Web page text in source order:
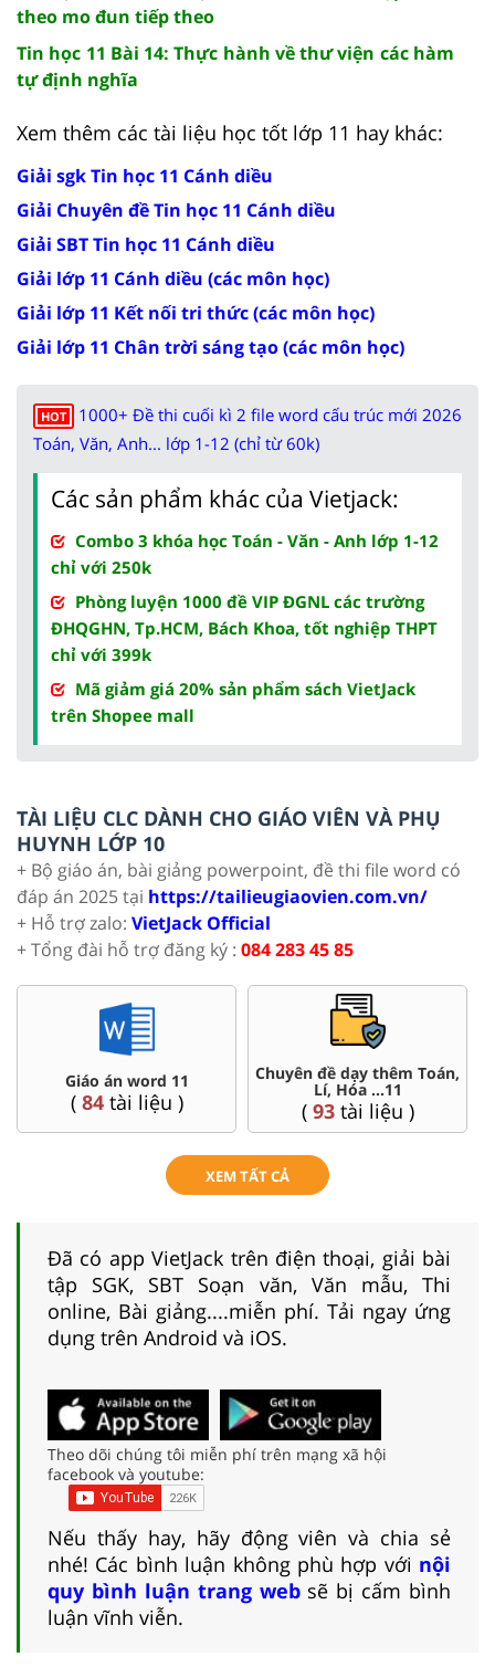
theo mo đun tiếp theo
Tin học 11 Bài 14: Thực hành về thư viện các hàm
tự định nghĩa
Xem thêm các tài liệu học tốt lớp 11 hay khác:
Giải sgk Tin học 11 Cánh diều
Giải Chuyên đề Tin học 11 Cánh diều
Giải SBT Tin học 11 Cánh diều
Giải lớp 11 Cánh diều (các môn học)
Giải lớp 11 Kết nối tri thức (các môn học)
Giải lớp 11 Chân trời sáng tạo (các môn học)
HOT
1000+ Đề thi cuối kì 2 file word cấu trúc mới 2026
Toán, Văn, Anh... lớp 1-12 (chỉ từ 60k)
Các sản phẩm khác của Vietjack:
Combo 3 khóa học Toán - Văn - Anh lớp 1-12
chỉ với 250k
Phòng luyện 1000 đề VIP ĐGNL các trường
ĐHQGHN, Tp.HCM, Bách Khoa, tốt nghiệp THPT
chỉ với 399k
Mã giảm giá 20% sản phẩm sách VietJack
trên Shopee mall
TÀI LIỆU CLC DÀNH CHO GIÁO VIÊN VÀ PHỤ
HUYNH LỚP 10
+ Bộ giáo án, bài giảng powerpoint, đề thi file word có
đáp án 2025 tại https://tailieugiaovien.com.vn/
+ Hỗ trợ zalo: VietJack Official
+ Tổng đài hỗ trợ đăng ký : 084 283 45 85
Giáo án word 11
( 84tài liệu )
Chuyên đề dạy thêm Toán,
Lí, Hóa ...11
( 93tài liệu )
XEM TẤT CẢ
Đã có app VietJack trên điện thoại, giải bài
tập SGK, SBT Soạn văn, Văn mẫu, Thi
online, Bài giảng....miễn phí. Tải ngay ứng
dụng trên Android và iOS.
Theo dõi chúng tôi miễn phí trên mạng xã hội
facebook và youtube:
Nếu thấy hay, hãy động viên và chia sẻ
nhé! Các bình luận không phù hợp với nội
quy bình luận trang websẽ bị cấm bình
luận vĩnh viễn.